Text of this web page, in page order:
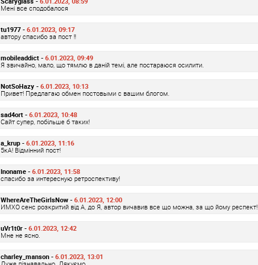
Мені все сподобалося
tu1977 - 6.01.2023, 09:17
автору спасибо за пост !!
mobileaddict - 6.01.2023, 09:49
Я звичайно, мало, що тямлю в даній темі, але постараюся осилити.
NotSoHazy - 6.01.2023, 10:13
Привет! Предлагаю обмен постовыми с вашим блогом.
sad4ort - 6.01.2023, 10:48
Сайт супер, побільше б таких!
a_krup - 6.01.2023, 11:16
5кА! Відмінний пост!
Inoname - 6.01.2023, 11:58
спасибо за интересную ретроспективу!
WhereAreTheGirlsNow - 6.01.2023, 12:00
ИМХО сенс розкритий від А, до Я, автор вичавив все що можна, за що йому респект!
uVr1t0r - 6.01.2023, 12:42
Мне не ясно.
charley_manson - 6.01.2023, 13:01